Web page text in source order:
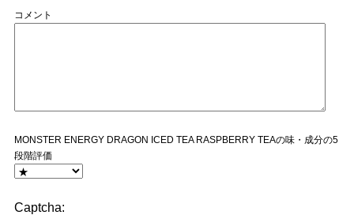
コメント
MONSTER ENERGY DRAGON ICED TEA RASPBERRY TEAの味・成分の5
段階評価
Captcha: